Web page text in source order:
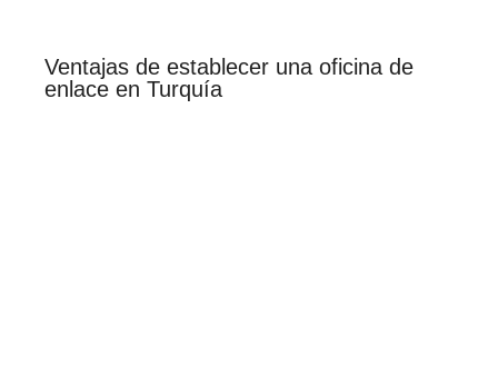
Ventajas de establecer una oficina de
enlace en Turquía